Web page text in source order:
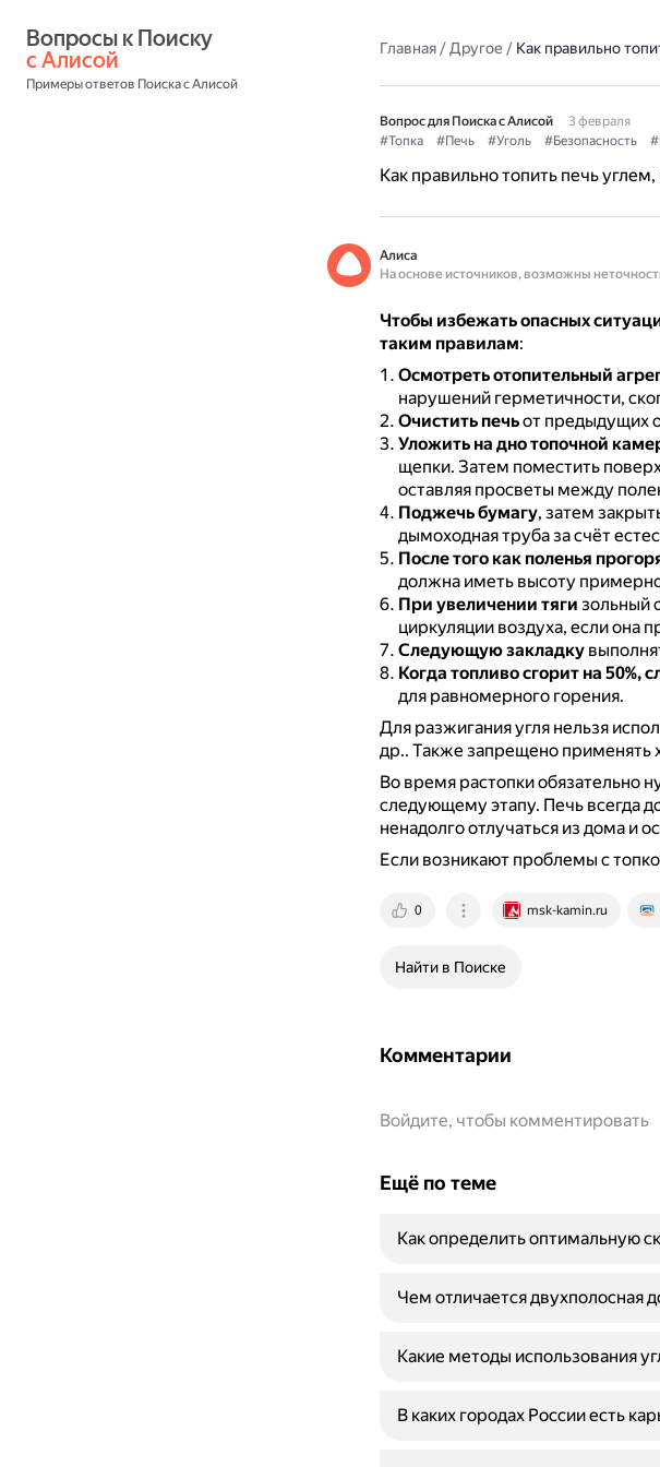
с Алисой
Примеры ответов Поиска с Алисой
Главная/Другое / Как правильно
Вопрос для Поиска с Алисой
3 февраля
#Топка
#Печь #Уголь #Безопасность
Как правильно топить печь
Алиса
На основе источников, возможны
Чтобы избежать опасных
таким правилам:
Осмотреть отопительный
нарушений герметичности,
Очистить печьот предыдущих
Уложить на дно топочной
щепки. Затем поместить
оставляя просветы между
Поджечь бумагу, затем
дымоходная труба за счёт
После того как поленья
должна иметь высоту
При увеличении тяги зольный
циркуляции воздуха, если она
Следующую закладку
Когда топливо сгорит на 50%,
для равномерного горения.
Для разжигания угля нельзя
др.. Также запрещено применять
Во время растопки обязательно
следующему этапу. Печь всегда
ненадолго отлучаться из дома и
Если возникают проблемы с
0 msk-kamin.ru
Найти в Поиске
Комментарии
Войдите, чтобы комментировать
Ещё по теме
Как определить оптимальную
Чем отличается двухполосная
Какие методы использования
В каких городах России есть